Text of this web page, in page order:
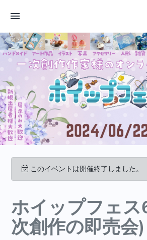
このイベントは開催終了しました。
ホイップフェ
次創作の即売会)